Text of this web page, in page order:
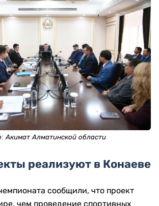
Акимат Алматинской области
реализуют в Конаеве
сообщили, что проект
чем проведение спортивных